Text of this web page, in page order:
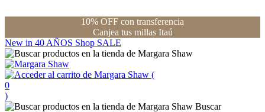
10% OFF con transferencia
Canjea tus millas Itaú
New in 40 AÑOS Shop SALE
(
0
)
Buscar